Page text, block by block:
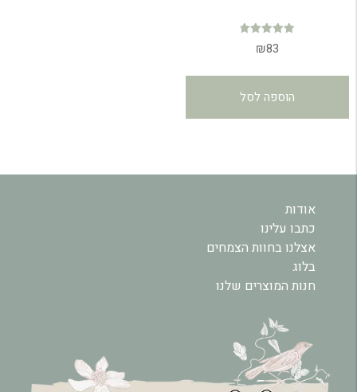
דורג
4.84
₪83
הוספה לסל
אודות
כתבו עלינו
אצלנו בחוות הצמחים
בלוג
חנות המוצרים שלנו